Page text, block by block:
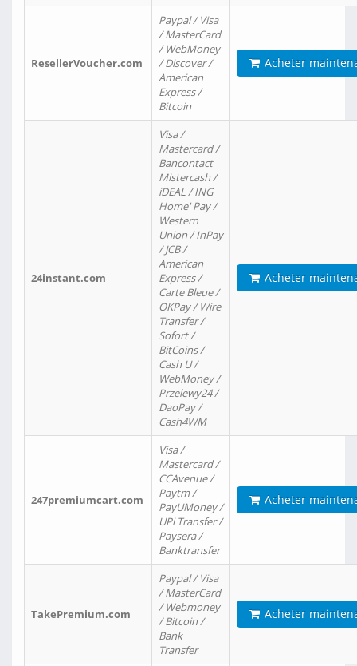
ResellerVoucher.com
Paypal / Visa
/ MasterCard
/ WebMoney
/ Discover /
American
Express /
Bitcoin
Acheter
24instant.com
Visa /
Mastercard /
Bancontact
Mistercash /
iDEAL / ING
Home' Pay /
Western
Union / InPay
/ JCB /
American
Express /
Carte Bleue /
OKPay / Wire
Transfer /
Sofort /
BitCoins /
Cash U /
WebMoney /
Przelewy24 /
DaoPay /
Cash4WM
Acheter
247premiumcart.com
Visa /
Mastercard /
CCAvenue /
Paytm /
PayUMoney /
UPi Transfer /
Paysera /
Banktransfer
Acheter
TakePremium.com
Paypal / Visa
/ MasterCard
/ Webmoney
/ Bitcoin /
Bank
Transfer
Acheter